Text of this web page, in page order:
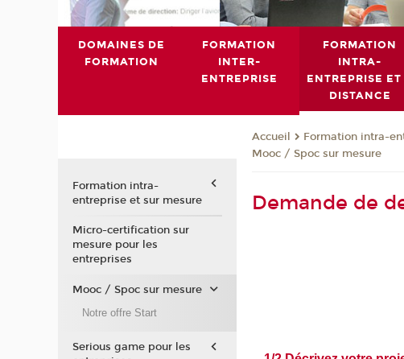
DOMAINES DE
FORMATION
FORMATION
INTER-
ENTREPRISE
FORMATION
INTRA-
ENTREPRISE ET
DISTANCE
Accueil
Formation intra-
Mooc / Spoc sur mesure
Demande de
Formation intra-
entreprise et sur mesure
Micro-certification sur
mesure pour les
entreprises
Mooc / Spoc sur mesure
Notre offre Start
Serious game pour les